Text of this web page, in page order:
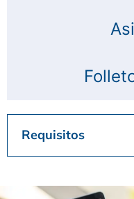
Requisitos